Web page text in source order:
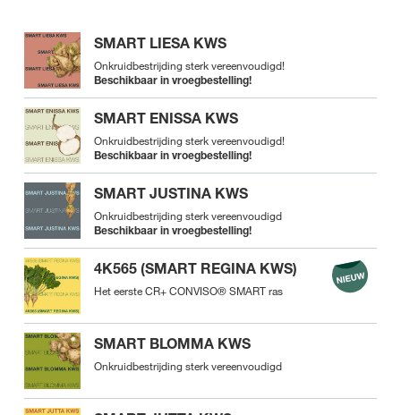
SMART LIESA KWS
Onkruidbestrijding sterk vereenvoudigd!
Beschikbaar in vroegbestelling!
SMART ENISSA KWS
Onkruidbestrijding sterk vereenvoudigd!
Beschikbaar in vroegbestelling!
SMART JUSTINA KWS
Onkruidbestrijding sterk vereenvoudigd
Beschikbaar in vroegbestelling!
4K565 (SMART REGINA KWS)
Het eerste CR+ CONVISO® SMART ras
SMART BLOMMA KWS
Onkruidbestrijding sterk vereenvoudigd